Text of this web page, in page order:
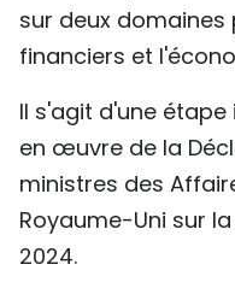
sur deux domaines
financiers et
Il s'agit d'une
en œuvre de la
ministres des
Royaume-Uni sur
2024.